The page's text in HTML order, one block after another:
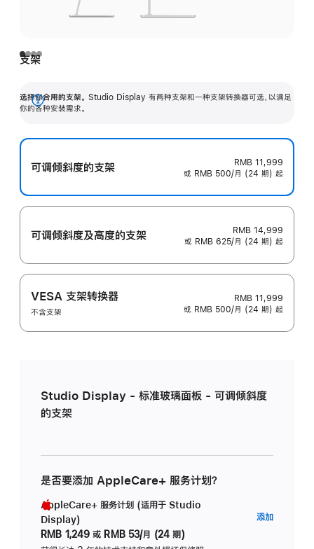
支架
选择你合用的支架。 Studio Display 有两种支架和一种支架转换器可选，以满足
你的各种安装需求。
展
可调倾斜度的支架
RMB 11,999
或 RMB 500/月 (24 期) 起
可调倾斜度及高‍度的支‍架
RMB 14,999
或 RMB 625/月 (24 期) 起
VESA 支架转换器
不含支架
RMB 11,999
或 RMB 500/月 (24 期) 起
Studio Display - 标准玻璃面板 - 可调倾斜度
的支架
是否要添加 AppleCare+ 服务计划？
AppleCare+ 服务计划 (适用于 Studio
Display)
RMB 1,249 或 RMB 53/月 (24 期)
添加